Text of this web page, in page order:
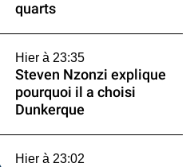
quarts
Hier à 23:35
Steven Nzonzi explique
pourquoi il a choisi
Dunkerque
Hier à 23:02